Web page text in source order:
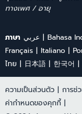
ทางเพศ / อายุ
ภาษา عربي Bahasa
Français
Italiano
ไทย
日本語 한국어
ความเป็นส่วนตัว | การช่
ค่ากำหนดของคุกกี้ |